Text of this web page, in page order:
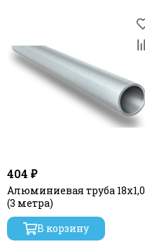
404 ₽
Алюминиевая труба 18х1,0
(3 метра)
В корзину